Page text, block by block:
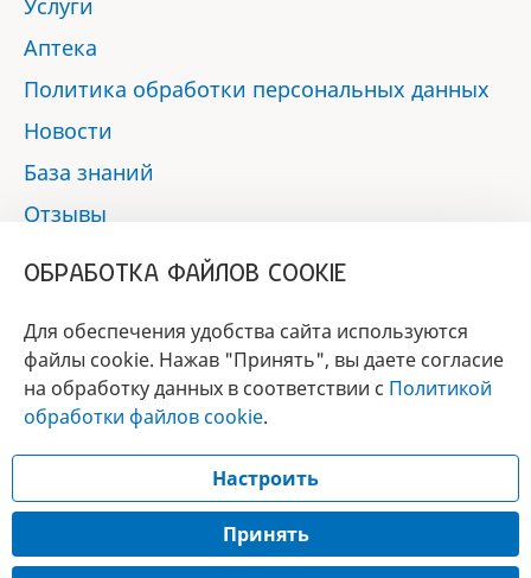
Услуги
Аптека
Политика обработки персональных данных
Новости
База знаний
Отзывы
БРЕНД
ГОДА 2017 - 2019
© 2017 - 2026 «Альфа-вет»
Разработка сайта —
ОБРАБОТКА ФАЙЛОВ COOKIE
Для обеспечения удобства сайта используются
файлы cookie. Нажав "Принять", вы даете согласие
на обработку данных в соответствии с Политикой
обработки файлов cookie.
Настроить
Принять